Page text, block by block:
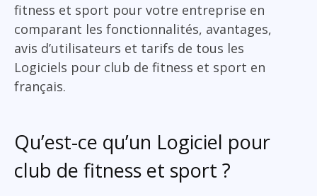
fitness et sport pour votre entreprise en
comparant les fonctionnalités, avantages,
avis d’utilisateurs et tarifs de tous les
Logiciels pour club de fitness et sport en
français.
Qu’est-ce qu’un Logiciel pour
club de fitness et sport ?